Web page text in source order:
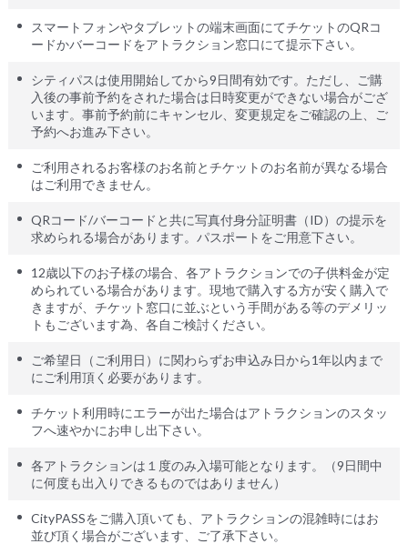
スマートフォンやタブレットの端末画面にてチケットのQRコ
ードかバーコードをアトラクション窓口にて提示下さい。
シティパスは使用開始してから9日間有効です。ただし、ご購
入後の事前予約をされた場合は日時変更ができない場合がござ
います。事前予約前にキャンセル、変更規定をご確認の上、ご
予約へお進み下さい。
ご利用されるお客様のお名前とチケットのお名前が異なる場合
はご利用できません。
QRコード/バーコードと共に写真付身分証明書（ID）の提示を
求められる場合があります。パスポートをご用意下さい。
12歳以下のお子様の場合、各アトラクションでの子供料金が定
められている場合があります。現地で購入する方が安く購入で
きますが、チケット窓口に並ぶという手間がある等のデメリッ
トもございます為、各自ご検討ください。
ご希望日（ご利用日）に関わらずお申込み日から1年以内まで
にご利用頂く必要があります。
チケット利用時にエラーが出た場合はアトラクションのスタッ
フへ速やかにお申し出下さい。
各アトラクションは１度のみ入場可能となります。（9日間中
に何度も出入りできるものではありません）
CityPASSをご購入頂いても、アトラクションの混雑時にはお
並び頂く場合がございます、ご了承下さい。